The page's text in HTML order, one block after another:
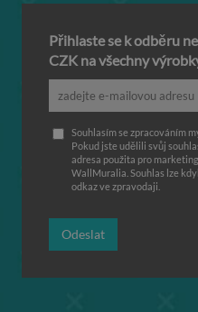
Přihlaste se k odběru
CZK na všechny
Souhlasím se zpracováním
Pokud jste udělili svůj
adresa použita pro
WallMuralia. Souhlas lze
odkaz ve zpravodaji.
Odeslat